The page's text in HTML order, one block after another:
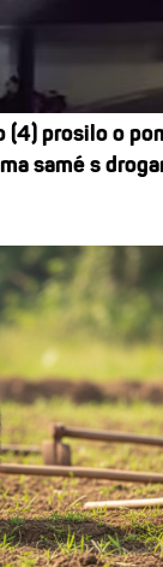
prosilo o
samé s